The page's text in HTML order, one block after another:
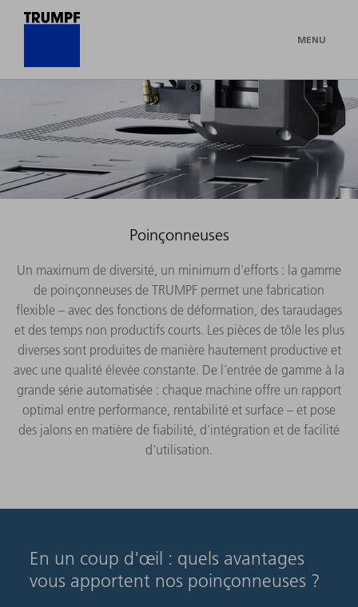
MENU
Poinçonneuses
Un maximum de diversité, un minimum d'efforts : la gamme
de poinçonneuses de TRUMPF permet une fabrication
flexible – avec des fonctions de déformation, des taraudages
et des temps non productifs courts. Les pièces de tôle les plus
diverses sont produites de manière hautement productive et
avec une qualité élevée constante. De l'entrée de gamme à la
grande série automatisée : chaque machine offre un rapport
optimal entre performance, rentabilité et surface – et pose
des jalons en matière de fiabilité, d'intégration et de facilité
d'utilisation.
En un coup d'œil : quels avantages
vous apportent nos poinçonneuses ?